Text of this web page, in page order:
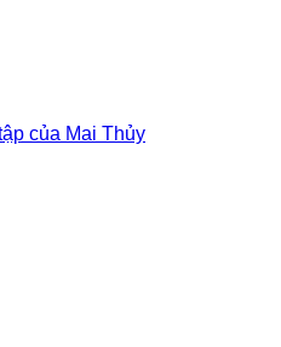
của Mai Thủy